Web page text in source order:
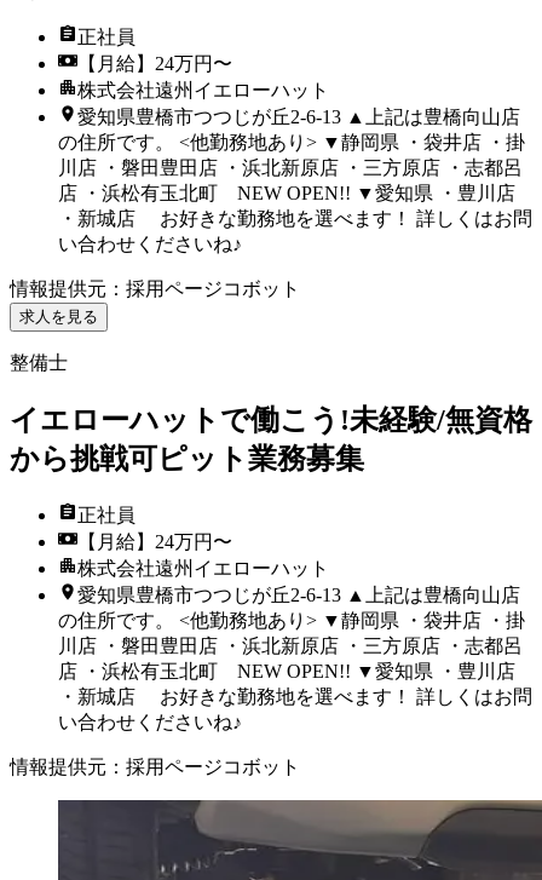
正社員
【月給】24万円〜
株式会社遠州イエローハット
愛知県豊橋市つつじが丘2-6-13 ▲上記は豊橋向山店
の住所です。 <他勤務地あり> ▼静岡県 ・袋井店 ・掛
川店 ・磐田豊田店 ・浜北新原店 ・三方原店 ・志都呂
店 ・浜松有玉北町 NEW OPEN!! ▼愛知県 ・豊川店
・新城店 お好きな勤務地を選べます！ 詳しくはお問
い合わせくださいね♪
情報提供元 ： 採用ページコボット
求人を見る
整備士
イエローハットで働こう!未経験/無資格
から挑戦可ピット業務募集
正社員
【月給】24万円〜
株式会社遠州イエローハット
愛知県豊橋市つつじが丘2-6-13 ▲上記は豊橋向山店
の住所です。 <他勤務地あり> ▼静岡県 ・袋井店 ・掛
川店 ・磐田豊田店 ・浜北新原店 ・三方原店 ・志都呂
店 ・浜松有玉北町 NEW OPEN!! ▼愛知県 ・豊川店
・新城店 お好きな勤務地を選べます！ 詳しくはお問
い合わせくださいね♪
情報提供元 ： 採用ページコボット